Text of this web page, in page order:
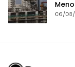
II-
06/